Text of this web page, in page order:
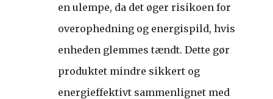
en ulempe, da det øger risikoen for
overophedning og energispild, hvis
enheden glemmes tændt. Dette gør
produktet mindre sikkert og
energieffektivt sammenlignet med